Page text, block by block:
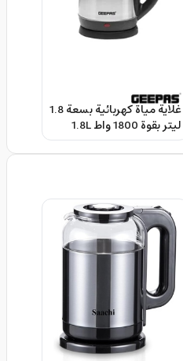
غلاية مياة كهربائية بسعة 1.8
ليتر بقوة 1800 واط 1.8L
Electric Kettle 1800W -
Geepas